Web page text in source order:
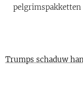
Trumps schaduw